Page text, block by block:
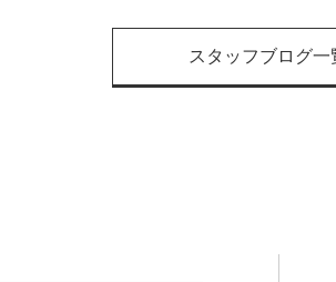
スタッフブログ一